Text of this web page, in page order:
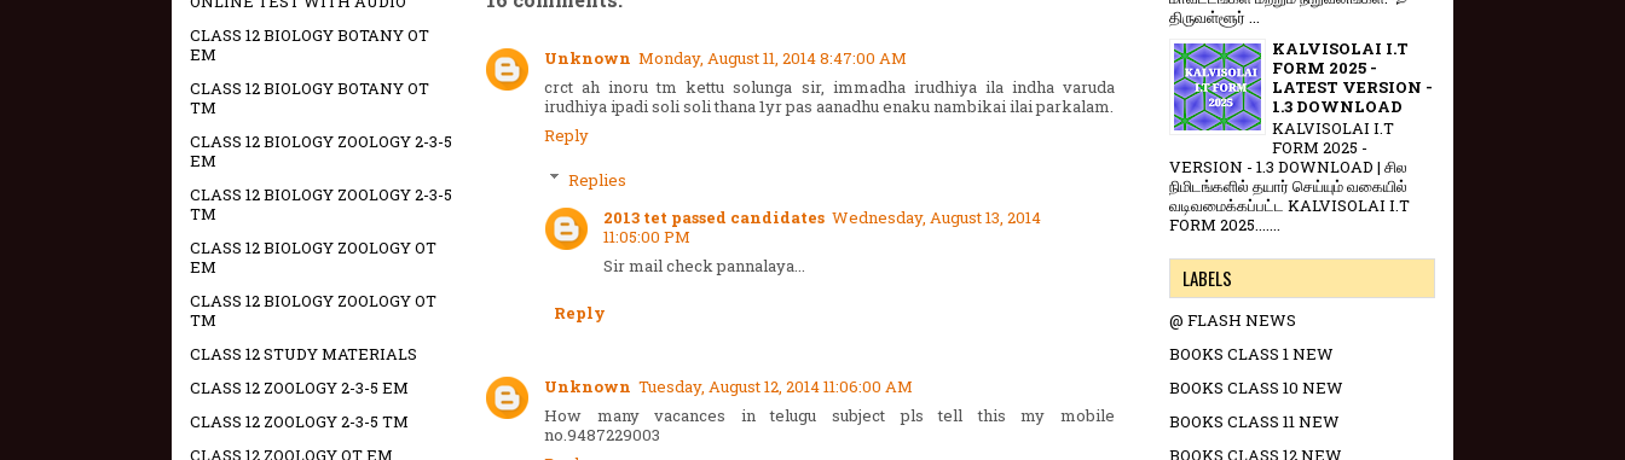
Unknown Monday, August 11, 2014 8:47:00 AM
crct ah inoru tm kettu solunga sir, immadha irudhiya ila indha varuda
irudhiya ipadi soli soli thana 1yr pas aanadhu enaku nambikai ilai parkalam.
Reply
Replies
2013 tet passed candidates Wednesday, August 13, 2014
11:05:00 PM
Sir mail check pannalaya...
Reply
Unknown Tuesday, August 12, 2014 11:06:00 AM
How many vacances in telugu subject pls tell this my mobile
no.9487229003
CLASS 12 BIOLOGY BOTANY OT
EM
CLASS 12 BIOLOGY BOTANY OT
TM
CLASS 12 BIOLOGY ZOOLOGY 2-3-5
EM
CLASS 12 BIOLOGY ZOOLOGY 2-3-5
TM
CLASS 12 BIOLOGY ZOOLOGY OT
EM
CLASS 12 BIOLOGY ZOOLOGY OT
TM
CLASS 12 STUDY MATERIALS
CLASS 12 ZOOLOGY 2-3-5 EM
CLASS 12 ZOOLOGY 2-3-5 TM
CLASS 12 ZOOLOGY OT EM
திருவள்ளூர் ...
KALVISOLAI I.T
FORM 2025 -
LATEST VERSION -
1.3 DOWNLOAD
KALVISOLAI I.T
FORM 2025 -
VERSION - 1.3 DOWNLOAD | சில
நிமிடங்களில் தயார் செய்யும் வகையில்
வடிவமைக்கப்பட்ட KALVISOLAI I.T
FORM 2025.......
LABELS
@ FLASH NEWS
BOOKS CLASS 1 NEW
BOOKS CLASS 10 NEW
BOOKS CLASS 11 NEW
BOOKS CLASS 12 NEW